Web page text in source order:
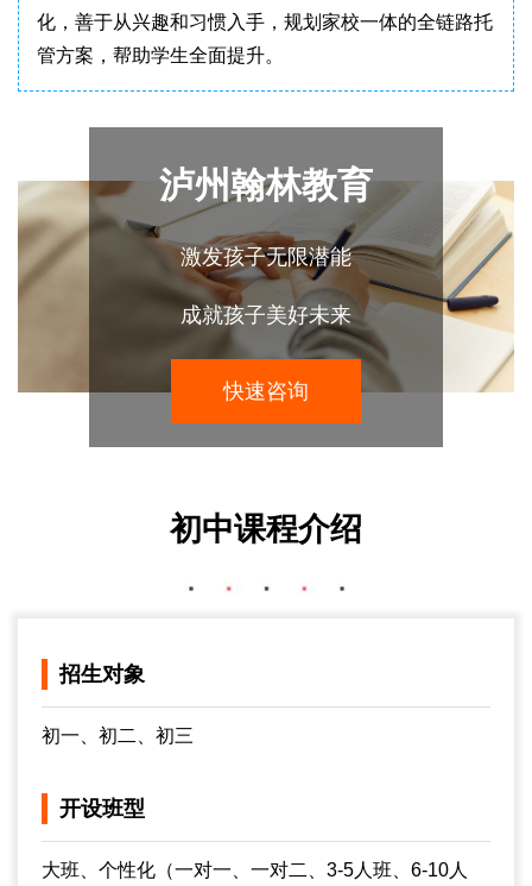
化，善于从兴趣和习惯入手，规划家校一体的全链路托
管方案，帮助学生全面提升。
泸州翰林教育
激发孩子无限潜能
成就孩子美好未来
快速咨询
初中课程介绍
招生对象
初一、初二、初三
开设班型
大班、个性化（一对一、一对二、3-5人班、6-10人